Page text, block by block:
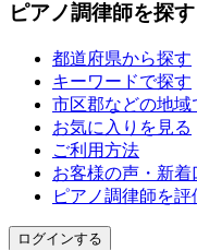
ピアノ調律師を探す
都道府県から探す
キーワードで探す
市区郡などの地域
お気に入りを見る
ご利用方法
お客様の声・新着
ピアノ調律師を評
ログインする